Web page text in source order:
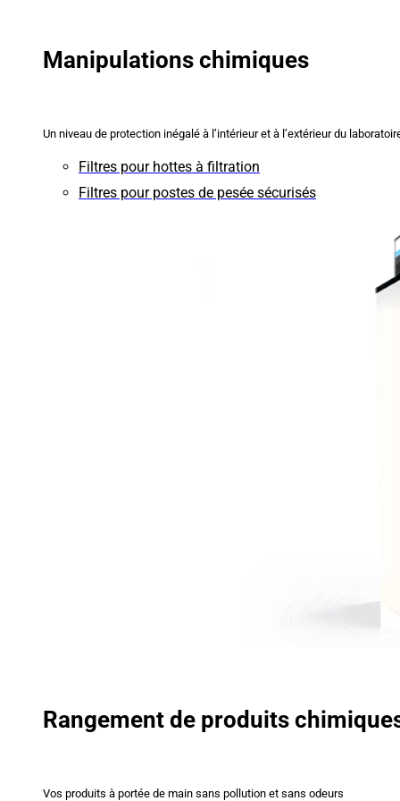
Manipulations chimiques
Un niveau de protection inégalé à l’intérieur et à l’extérieur du
Filtres pour hottes à filtration
Filtres pour postes de pesée sécurisés
Rangement de produits
Vos produits à portée de main sans pollution et sans odeurs